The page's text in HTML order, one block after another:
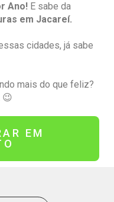
Ano! E sabe da
em Jacareí.
cidades, já sabe
mais do que feliz?
😉
EM